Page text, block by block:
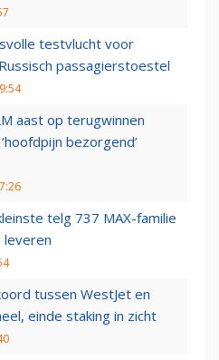
testvlucht voor
passagierstoestel
aast op terugwinnen
bezorgend’
telg 737 MAX-familie
leveren
tussen WestJet en
einde staking in zicht